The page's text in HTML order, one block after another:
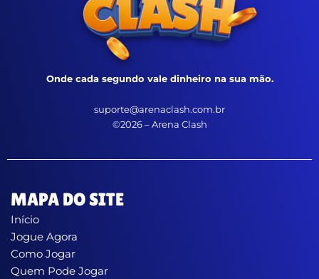
Onde cada segundo vale dinheiro na sua mão.
suporte@arenaclash.com.br
©2026 – Arena Clash
MAPA DO SITE
Início
Jogue Agora
Como Jogar
Quem Pode Jogar